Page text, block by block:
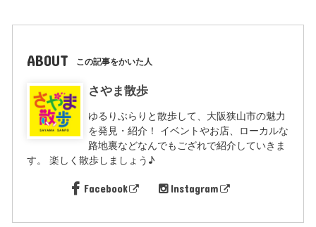
ABOUT この記事をかいた人
さやま散歩
ゆるりぶらりと散歩して、大阪狭山市の魅力
を発見・紹介！ イベントやお店、ローカルな
路地裏などなんでもござれで紹介していきま
す。 楽しく散歩しましょう♪
Facebook Instagram